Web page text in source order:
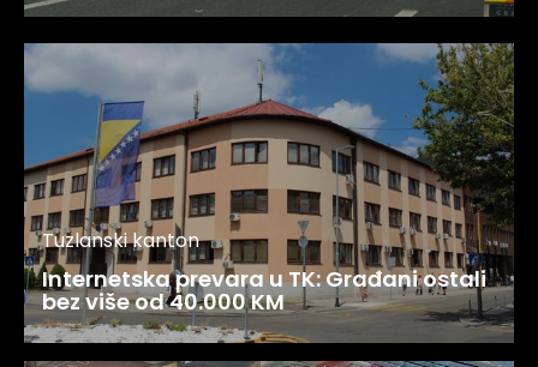
Tuzlanski kanton
Internetska prevara u TK: Građani ostali
bez više od 40.000 KM